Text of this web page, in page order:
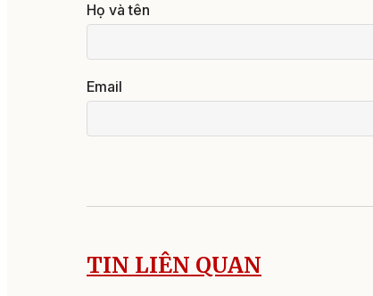
Họ và tên
Email
TIN LIÊN QUAN